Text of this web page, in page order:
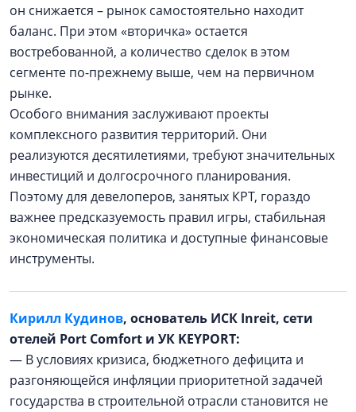
он снижается – рынок самостоятельно находит
баланс. При этом «вторичка» остается
востребованной, а количество сделок в этом
сегменте по-прежнему выше, чем на первичном
рынке.
Особого внимания заслуживают проекты
комплексного развития территорий. Они
реализуются десятилетиями, требуют значительных
инвестиций и долгосрочного планирования.
Поэтому для девелоперов, занятых КРТ, гораздо
важнее предсказуемость правил игры, стабильная
экономическая политика и доступные финансовые
инструменты.
Кирилл Кудинов, основатель ИСК Inreit, сети
отелей Port Comfort и УК KEYPORT:
— В условиях кризиса, бюджетного дефицита и
разгоняющейся инфляции приоритетной задачей
государства в строительной отрасли становится не